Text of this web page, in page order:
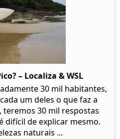
– Localiza & WSL​​
30 mil habitantes,
um deles o que faz a
30 mil respostas
difícil de explicar mesmo.
naturais ...